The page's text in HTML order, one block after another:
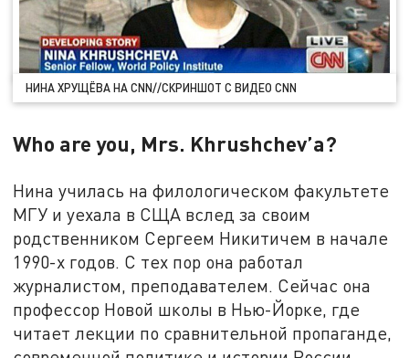
НИНА ХРУЩЁВА НА CNN//СКРИНШОТ С ВИДЕО CNN
Who are you, Mrs. Khrushchev’а?
Нина училась на филологическом факультете
МГУ и уехала в СЩА вслед за своим
родственником Сергеем Никитичем в начале
1990-х годов. С тех пор она работал
журналистом, преподавателем. Сейчас она
профессор Новой школы в Нью-Йорке, где
читает лекции по сравнительной пропаганде,